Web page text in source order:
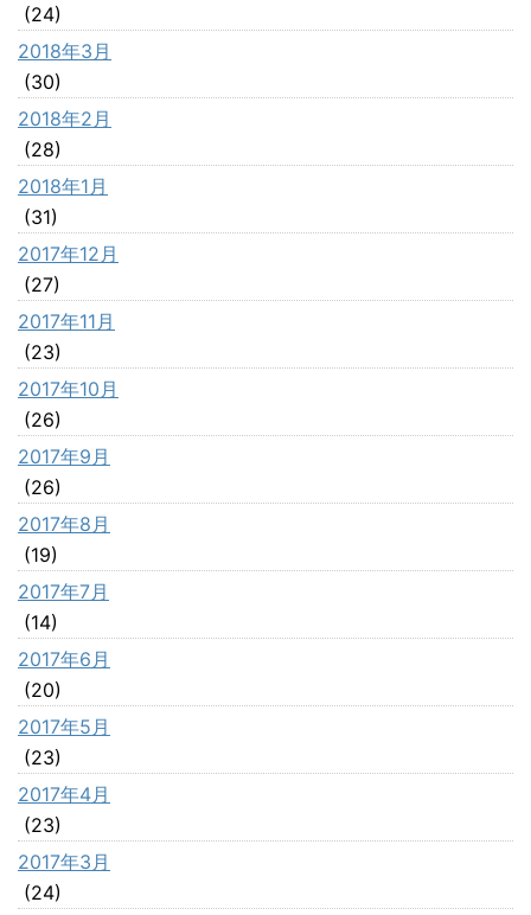
(24)
2018年3月
(30)
2018年2月
(28)
2018年1月
(31)
2017年12月
(27)
2017年11月
(23)
2017年10月
(26)
2017年9月
(26)
2017年8月
(19)
2017年7月
(14)
2017年6月
(20)
2017年5月
(23)
2017年4月
(23)
2017年3月
(24)